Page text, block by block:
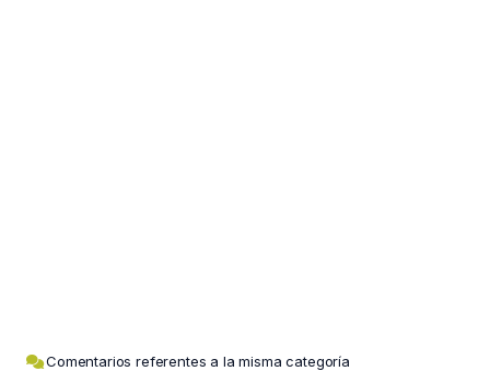
Comentarios referentes a la misma categoría